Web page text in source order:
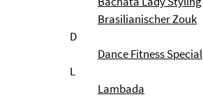
Brasilianischer Zouk
D
Dance Fitness Special
L
Lambada